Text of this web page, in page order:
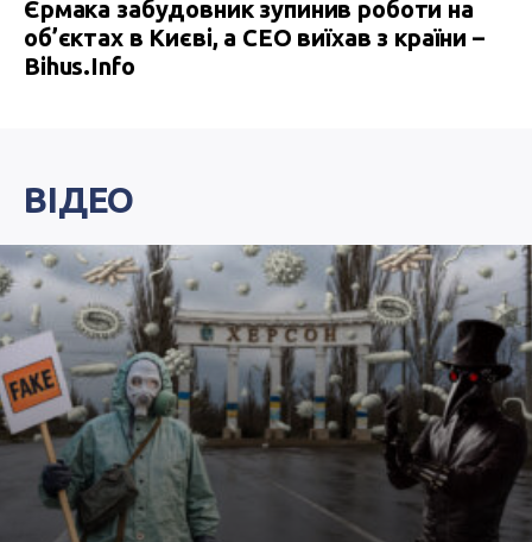
Єрмака забудовник зупинив роботи на
об’єктах в Києві, а СЕО виїхав з країни –
Bihus.Info
ВІДЕО